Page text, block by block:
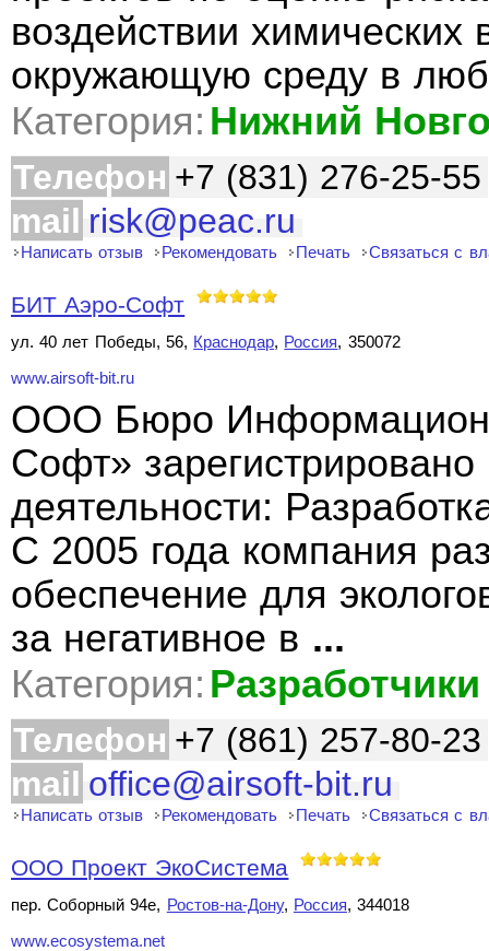
воздействии
окружающую среду в
Категория: Нижний
Телефон +7 (831) 276-25-55
mail risk@peac.ru
Написать отзыв Рекомендовать Печать Связаться с
БИТ Аэро-Софт
ул. 40 лет Победы, 56, Краснодар, Россия, 350072
www.airsoft-bit.ru
ООО Бюро
Софт»
деятельности:
С 2005 года компания
обеспечение для
за негативное в ...
Категория:
Телефон +7 (861) 257-80-23
mail office@airsoft-bit.ru
Написать отзыв Рекомендовать Печать Связаться с
ООО Проект ЭкоСистема
пер. Соборный 94е, Ростов-на-Дону, Россия, 344018
www.ecosystema.net